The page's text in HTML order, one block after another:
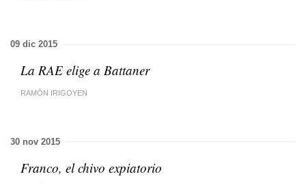
09 dic 2015
La RAE elige a Battaner
RAMÓN IRIGOYEN
30 nov 2015
Franco, el chivo expiatorio